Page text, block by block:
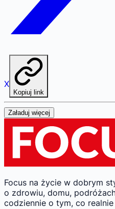
X
Kopiuj link
Załaduj więcej
Focus na życie w dobrym
o zdrowiu, domu,
codziennie o tym, co